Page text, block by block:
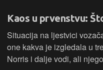
Kaos u prvenstvu:
Situacija na ljestvici
one kakva je izgledala u
Norris i dalje vodi, ali